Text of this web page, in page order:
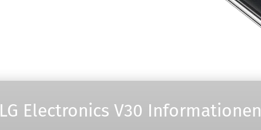
LG Electronics V30 Informationen